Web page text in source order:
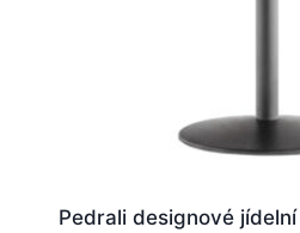
Pedrali designové